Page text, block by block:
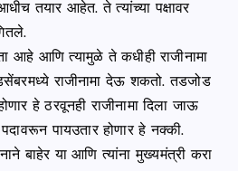
तयार आहेत. ते त्यांच्या पक्षावर
आहे आणि त्यामुळे ते कधीही राजीनामा
राजीनामा देऊ शकतो. तडजोड
हे ठरवूनही राजीनामा दिला जाऊ
पायउतार होणार हे नक्की.
बाहेर या आणि त्यांना मुख्यमंत्री करा